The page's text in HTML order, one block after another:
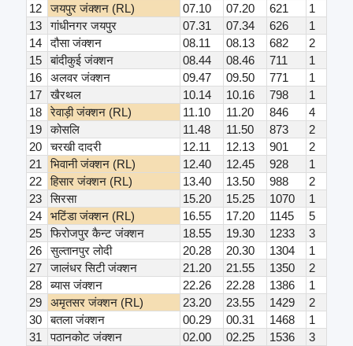
12
जयपुर जंक्शन (RL) 07.10 07.20 621
1
13
गांधीनगर जयपुर 07.31 07.34 626
1
14
दौसा जंक्शन 08.11 08.13 682
2
15
बांदीकुई जंक्शन 08.44 08.46 711
1
16
अलवर जंक्शन 09.47 09.50 771
1
17
खैरथल 10.14 10.16 798
1
18
रेवाड़ी जंक्शन (RL) 11.10 11.20 846
4
19
कोसलि 11.48 11.50 873
2
20
चरखी दादरी 12.11 12.13 901
2
21
भिवानी जंक्शन (RL) 12.40 12.45 928
1
22
हिसार जंक्शन (RL) 13.40 13.50 988
2
23
सिरसा 15.20 15.25 1070
1
24
भटिंडा जंक्शन (RL) 16.55 17.20 1145
5
25
फिरोजपुर कैन्ट जंक्शन 18.55 19.30 1233
3
26
सुल्तानपुर लोदी 20.28 20.30 1304
1
27
जालंधर सिटी जंक्शन 21.20 21.55 1350
2
28
ब्यास जंक्शन 22.26 22.28 1386
1
29
अमृतसर जंक्शन (RL) 23.20 23.55 1429
2
30
बतला जंक्शन 00.29 00.31 1468
1
31
पठानकोट जंक्शन 02.00 02.25 1536
3